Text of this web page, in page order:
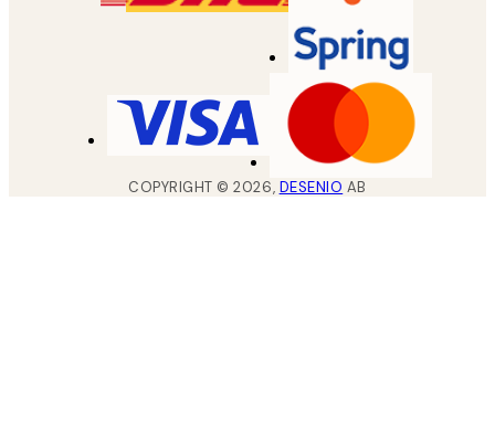
COPYRIGHT ©2026, DESENIO AB